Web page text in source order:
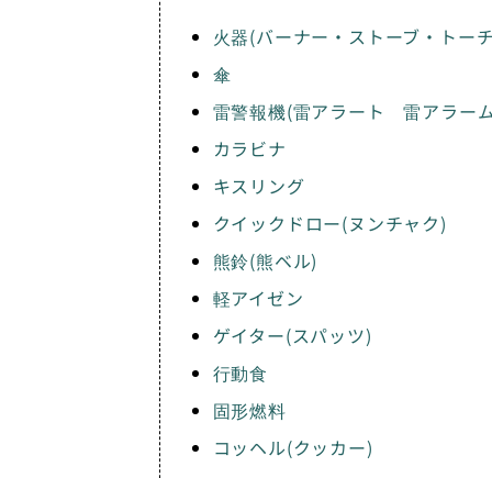
火器(バーナー・ストーブ・トー
傘
雷警報機(雷アラート 雷アラー
カラビナ
キスリング
クイックドロー(ヌンチャク)
熊鈴(熊ベル)
軽アイゼン
ゲイター(スパッツ)
行動食
固形燃料
コッヘル(クッカー)